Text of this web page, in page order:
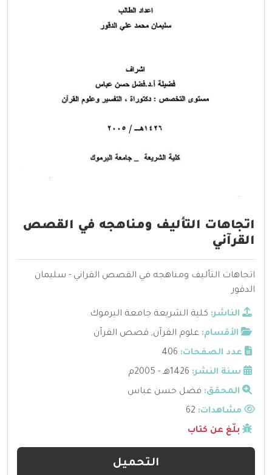
اتجاهات التأليف ومناهجه في القصص
القرآني
اتجاهات التأليف ومناهجه في القصص القراني - سليمان
الدقور
الناشر: كلية الشريعة جامعة اليرموك
الأقسام: علوم القرآن, قصص القرآن
عدد الصفحات: 406
سنة النشر: 1426هـ - 2005م
المحقق: فضل حسن عباس
مشاهدات:
بلّغ عن كتاب
التحميل